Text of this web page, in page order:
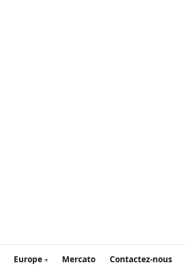
Europe Mercato Contactez-nous